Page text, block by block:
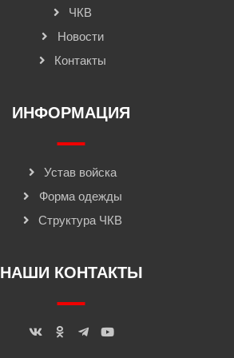
ЧКВ
Новости
Контакты
ИНФОРМАЦИЯ
Устав войска
Форма одежды
Структура ЧКВ
НАШИ КОНТАКТЫ